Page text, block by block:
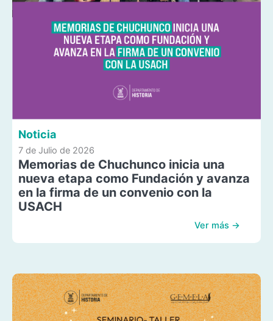
Noticia
7 de Julio de 2026
Memorias de Chuchunco inicia una
nueva etapa como Fundación y avanza
en la firma de un convenio con la
USACH
Ver más →